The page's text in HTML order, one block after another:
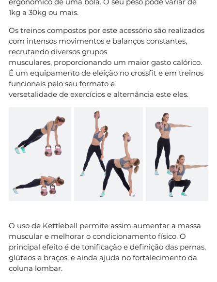
1kg a 30kg ou mais.
Os treinos compostos por este acessório são realizados
com intensos movimentos e balanços constantes,
recrutando diversos grupos
musculares, proporcionando um maior gasto calórico.
É um equipamento de eleição no crossfit e em treinos
funcionais pelo seu formato e
versetalidade de exercícios e alternância este eles.
O uso de Kettlebell permite assim aumentar a massa
muscular e melhorar o condicionamento físico. O
principal efeito é de tonificação e definição das pernas,
glúteos e braços, e ainda ajuda no fortalecimento da
coluna lombar.